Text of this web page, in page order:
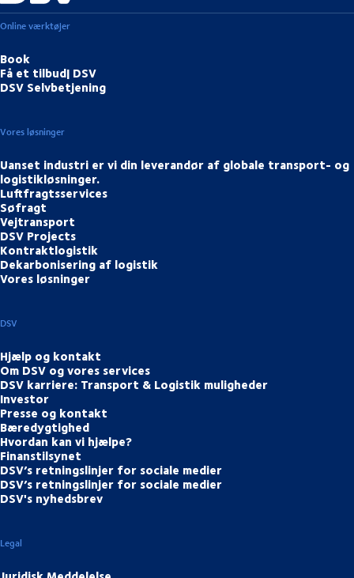
Online værktøjer
Book
Få et tilbud| DSV
DSV Selvbetjening
Vores løsninger
Uanset industri er vi din leverandør af globale transport- og
logistikløsninger.
Luftfragtsservices
Søfragt
Vejtransport
DSV Projects
Kontraktlogistik
Dekarbonisering af logistik
Vores løsninger
DSV
Hjælp og kontakt
Om DSV og vores services
DSV karriere: Transport & Logistik muligheder
Investor
Presse og kontakt
Bæredygtighed
Hvordan kan vi hjælpe?
Finanstilsynet
DSV’s retningslinjer for sociale medier
DSV’s retningslinjer for sociale medier
DSV's nyhedsbrev
Legal